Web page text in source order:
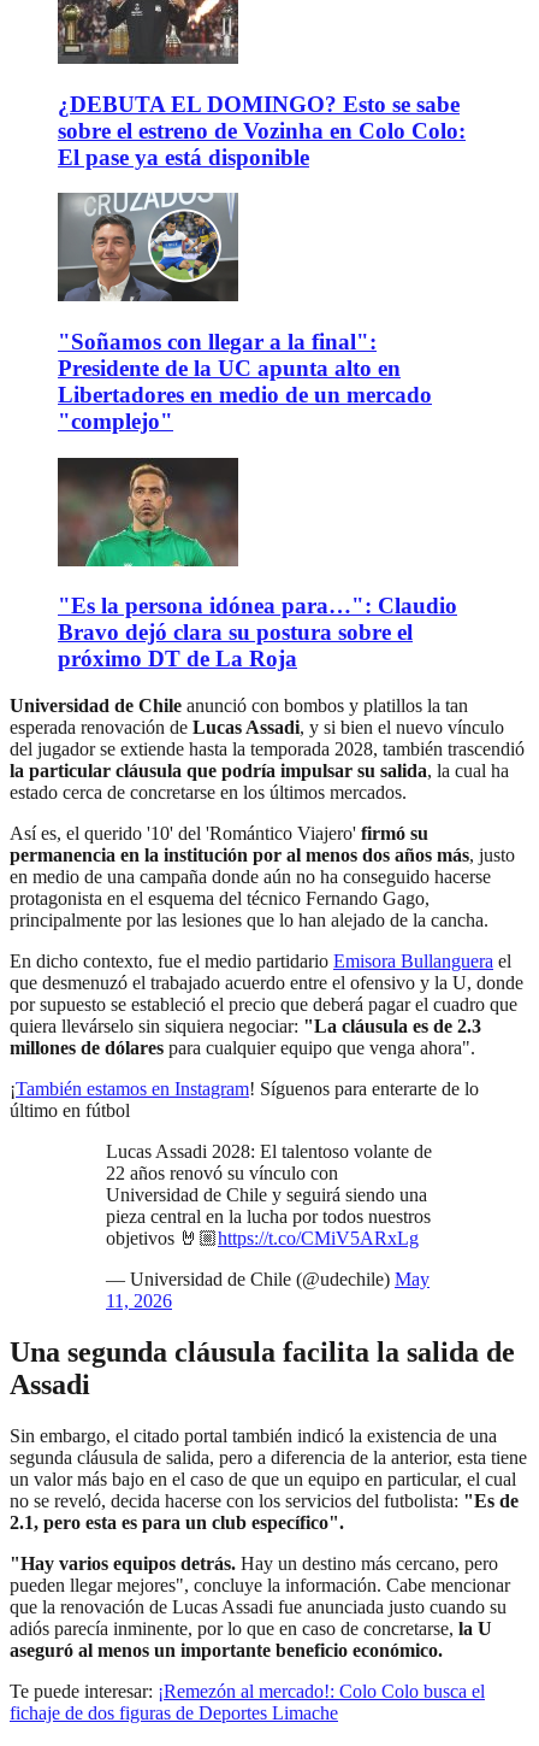
¿DEBUTA EL DOMINGO? Esto se sabe
sobre el estreno de Vozinha en Colo Colo:
El pase ya está disponible
"Soñamos con llegar a la final":
Presidente de la UC apunta alto en
Libertadores en medio de un mercado
"complejo"
"Es la persona idónea para…": Claudio
Bravo dejó clara su postura sobre el
próximo DT de La Roja
Universidad de Chile anunció con bombos y platillos la tan
esperada renovación de Lucas Assadi, y si bien el nuevo vínculo
del jugador se extiende hasta la temporada 2028, también trascendió
la particular cláusula que podría impulsar su salida, la cual ha
estado cerca de concretarse en los últimos mercados.
Así es, el querido '10' del 'Romántico Viajero' firmó su
permanencia en la institución por al menos dos años más, justo
en medio de una campaña donde aún no ha conseguido hacerse
protagonista en el esquema del técnico Fernando Gago,
principalmente por las lesiones que lo han alejado de la cancha.
En dicho contexto, fue el medio partidario Emisora Bullanguera el
que desmenuzó el trabajado acuerdo entre el ofensivo y la U, donde
por supuesto se estableció el precio que deberá pagar el cuadro que
quiera llevárselo sin siquiera negociar: "La cláusula es de 2.3
millones de dólares para cualquier equipo que venga ahora".
¡También estamos en Instagram! Síguenos para enterarte de lo
último en fútbol
Lucas Assadi 2028: El talentoso volante de
22 años renovó su vínculo con
Universidad de Chile y seguirá siendo una
pieza central en la lucha por todos nuestros
objetivos 🤘🏼https://t.co/CMiV5ARxLg
— Universidad de Chile (@udechile) May
11, 2026
Una segunda cláusula facilita la salida de
Assadi
Sin embargo, el citado portal también indicó la existencia de una
segunda cláusula de salida, pero a diferencia de la anterior, esta tiene
un valor más bajo en el caso de que un equipo en particular, el cual
no se reveló, decida hacerse con los servicios del futbolista: "Es de
2.1, pero esta es para un club específico".
"Hay varios equipos detrás. Hay un destino más cercano, pero
pueden llegar mejores", concluye la información. Cabe mencionar
que la renovación de Lucas Assadi fue anunciada justo cuando su
adiós parecía inminente, por lo que en caso de concretarse, la U
aseguró al menos un importante beneficio económico.
Te puede interesar: ¡Remezón al mercado!: Colo Colo busca el
fichaje de dos figuras de Deportes Limache